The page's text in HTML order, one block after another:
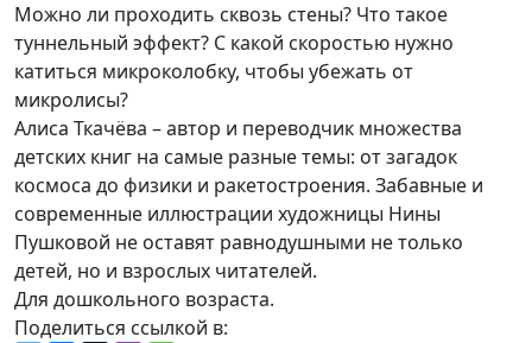
Можно ли проходить сквозь стены? Что такое
туннельный эффект? С какой скоростью нужно
катиться микроколобку, чтобы убежать от
микролисы?
Алиса Ткачёва – автор и переводчик множества
детских книг на самые разные темы: от загадок
космоса до физики и ракетостроения. Забавные и
современные иллюстрации художницы Нины
Пушковой не оставят равнодушными не только
детей, но и взрослых читателей.
Для дошкольного возраста.
Поделиться ссылкой в: